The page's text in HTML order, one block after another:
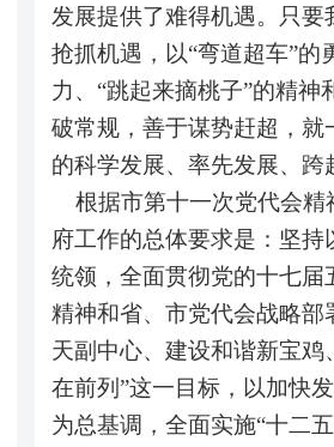
发展提供了难得机遇。只要
抢抓机遇，以“弯道超车”的
力、“跳起来摘桃子”的精神
破常规，善于谋势赶超，就
的科学发展、率先发展、跨
根据市第十一次党代会精
府工作的总体要求是：坚持
统领，全面贯彻党的十七届
精神和省、市党代会战略部
天副中心、建设和谐新宝鸡
在前列”这一目标，以加快
为总基调，全面实施“十二